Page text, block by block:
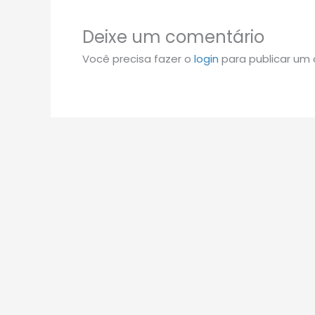
Deixe um comentário
Você precisa fazer o login para publicar um